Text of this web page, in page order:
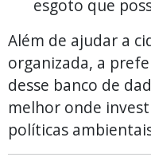
esgoto que
Além de ajudar a
organizada, a
desse banco de
melhor onde
políticas